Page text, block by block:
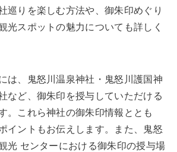
巡りを楽しむ方法や、御朱印めぐり
光スポットの魅力についても詳しく
は、鬼怒川温泉神社・鬼怒川護国神
など、御朱印を授与していただける
。これら神社の御朱印情報ととも
イントもお伝えします。また、鬼怒
光 センターにおける御朱印の授与場